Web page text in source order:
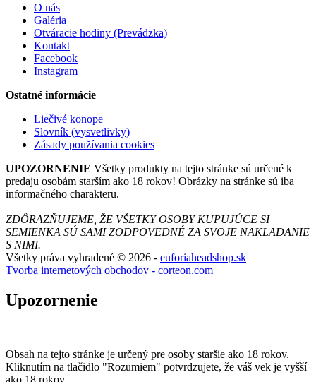
O nás
Galéria
Otváracie hodiny (Prevádzka)
Kontakt
Facebook
Instagram
Ostatné informácie
Liečivé konope
Slovník (vysvetlivky)
Zásady používania cookies
UPOZORNENIE Všetky produkty na tejto stránke sú určené k
predaju osobám starším ako 18 rokov! Obrázky na stránke sú iba
informačného charakteru.
ZDÔRAZŇUJEME, ŽE VŠETKY OSOBY KUPUJÚCE SI
SEMIENKA SÚ SAMI ZODPOVEDNÉ ZA SVOJE NAKLADANIE
S NIMI.
Všetky práva vyhradené © 2026 - euforiaheadshop.sk
Tvorba internetových obchodov - corteon.com
Upozornenie
Obsah na tejto stránke je určený pre osoby staršie ako 18 rokov.
Kliknutím na tlačidlo "Rozumiem" potvrdzujete, že váš vek je vyšší
ako 18 rokov.